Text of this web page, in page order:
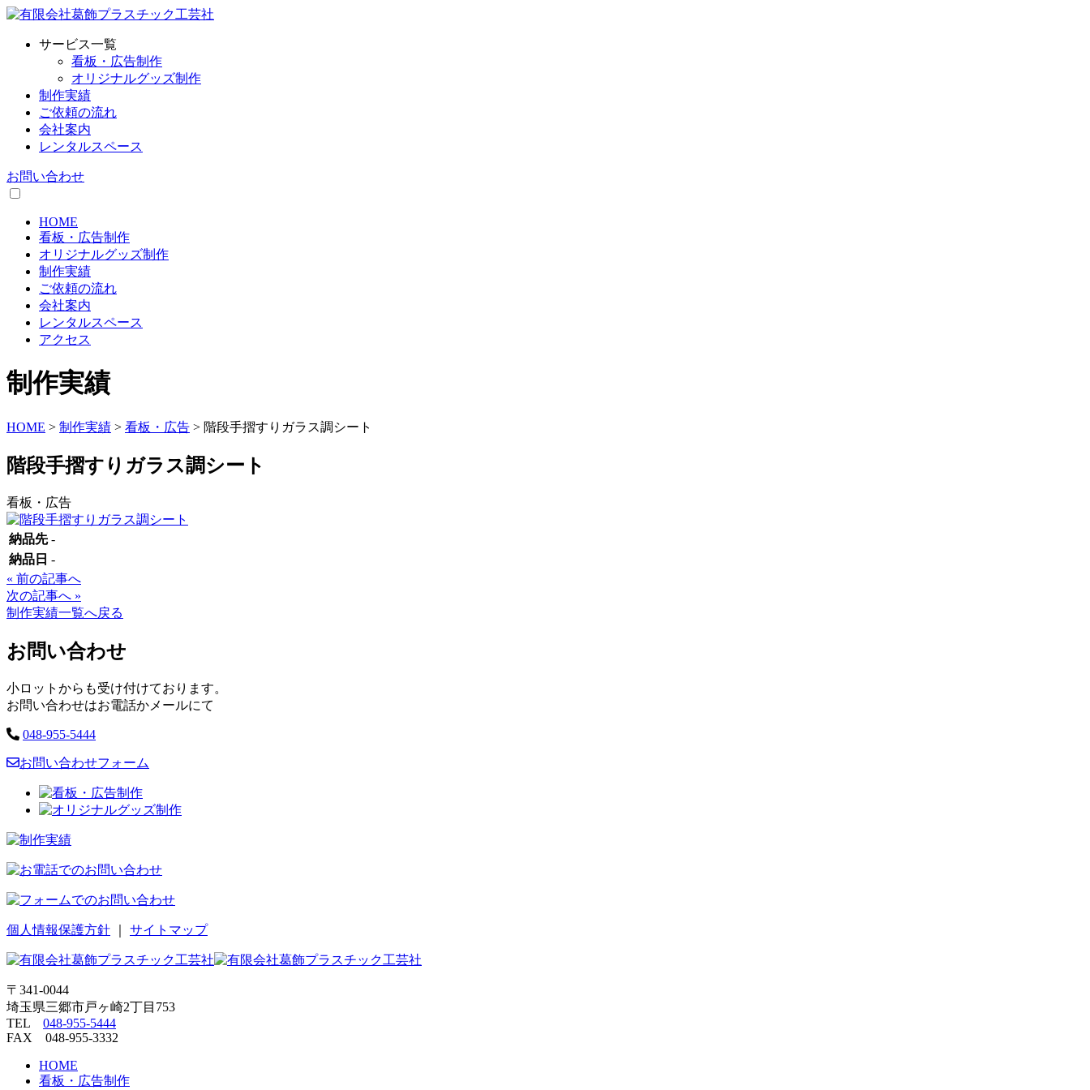
サービス一覧
看板・広告制作
オリジナルグッズ制作
制作実績
ご依頼の流れ
会社案内
レンタルスペース
お問い合わせ
HOME
看板・広告制作
オリジナルグッズ制作
制作実績
ご依頼の流れ
会社案内
レンタルスペース
アクセス
制作実績
HOME > 制作実績 > 看板・広告 > 階段手摺すりガラス調シート
階段手摺すりガラス調シート
看板・広告
納品先 -
納品日 -
Posts
navigation
« 前の記事へ
次の記事へ »
制作実績一覧へ戻る
お問い合わせ
小ロットからも受け付けております。
お問い合わせはお電話かメールにて
048-955-5444
お問い合わせフォーム
個人情報保護方針 サイトマップ
〒341-0044
埼玉県三郷市戸ヶ崎2丁目753
TEL 048-955-5444
FAX 048-955-3332
HOME
看板・広告制作